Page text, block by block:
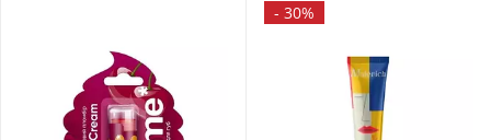
- 30%